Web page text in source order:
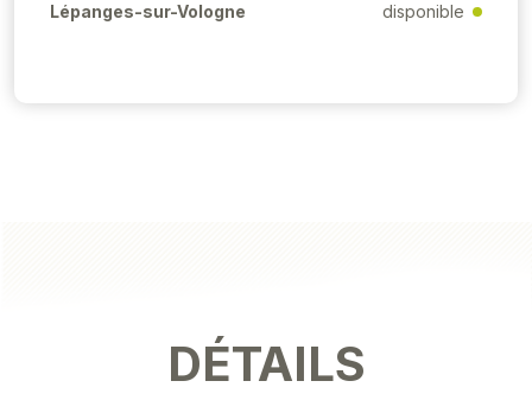
Lépanges-sur-Vologne disponible
DÉTAILS